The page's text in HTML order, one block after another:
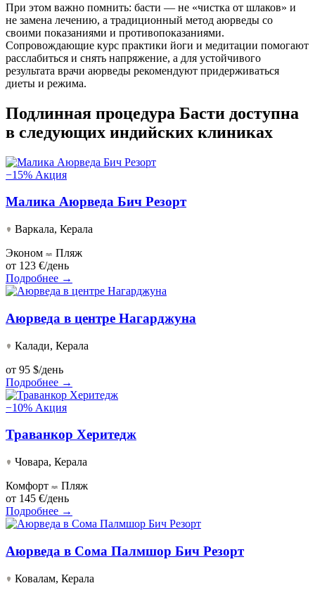
При этом важно помнить: басти — не «чистка от шлаков» и
не замена лечению, а традиционный метод аюрведы со
своими показаниями и противопоказаниями.
Сопровождающие курс практики йоги и медитации помогают
расслабиться и снять напряжение, а для устойчивого
результата врачи аюрведы рекомендуют придерживаться
диеты и режима.
Подлинная процедура Басти доступна
в следующих индийских клиниках
−15% Акция
Малика Аюрведа Бич Резорт
Варкала, Керала
Эконом
Пляж
от 123 €/день
Подробнее →
Аюрведа в центре Нагарджуна
Калади, Керала
от 95 $/день
Подробнее →
−10% Акция
Траванкор Херитедж
Човара, Керала
Комфорт
Пляж
от 145 €/день
Подробнее →
Аюрведа в Сома Палмшор Бич Резорт
Ковалам, Керала